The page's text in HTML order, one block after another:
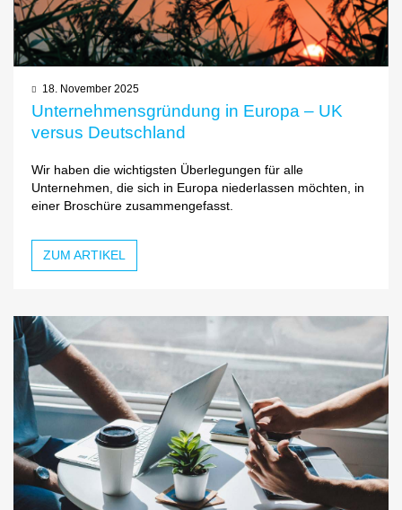
18. November 2025
Unternehmensgründung in Europa – UK
versus Deutschland
Wir haben die wichtigsten Überlegungen für alle
Unternehmen, die sich in Europa niederlassen möchten, in
einer Broschüre zusammengefasst.
ZUM ARTIKEL